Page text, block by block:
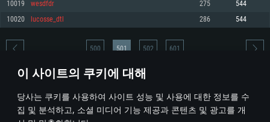
이 사이트의 쿠키에 대해
당사는 쿠키를 사용하여 사이트 성능 및 사용에 대한 정보를 수
집 및 분석하고, 소셜 미디어 기능 제공과 콘텐츠 및 광고를 개
570 혹은 그 이상
여유 저장 공간: 62.2 GB (전체 클라이언트)
네트워크: 브로드밴드 인터넷
여유 저장 공간: 62.2 GB (전체 클라이언트)
메모리: 16 GB
그래픽 카드: Vulkan 을 지원하고, 최신 그래픽 드라이버를 지원하는 NVIDIA
1060 (6개월 미만) 혹은 그와 동급의 성능을 가지며 최신 그래픽 드라이버를
지원하는 AMD RX 570 (6개월 미만; 최소사양 지원 해상도 720p) 이상
여유 저장 공간: 62.2 GB (전체 클라이언트)
10019 wesdfdr 275 544
10020 lucosse_dtl 286 544
* 순위표는 매일 1회 갱신됩니다
500 501 502 601